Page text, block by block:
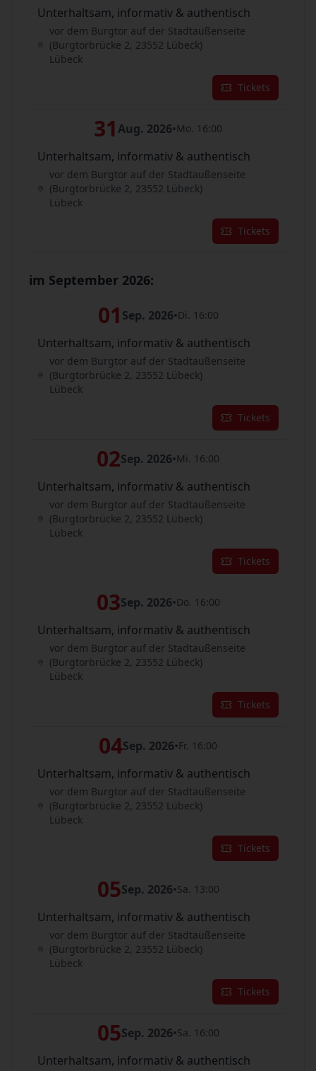
Unterhaltsam, informativ & authentisch
vor dem Burgtor auf der Stadtaußenseite
(Burgtorbrücke 2, 23552 Lübeck)
Lübeck
Tickets
31 Aug. 2026•Mo. 16:00
Unterhaltsam, informativ & authentisch
vor dem Burgtor auf der Stadtaußenseite
(Burgtorbrücke 2, 23552 Lübeck)
Lübeck
Tickets
im September 2026:
01 Sep. 2026•Di. 16:00
Unterhaltsam, informativ & authentisch
vor dem Burgtor auf der Stadtaußenseite
(Burgtorbrücke 2, 23552 Lübeck)
Lübeck
Tickets
02Sep. 2026•Mi. 16:00
Unterhaltsam, informativ & authentisch
vor dem Burgtor auf der Stadtaußenseite
(Burgtorbrücke 2, 23552 Lübeck)
Lübeck
Tickets
03Sep. 2026•Do. 16:00
Unterhaltsam, informativ & authentisch
vor dem Burgtor auf der Stadtaußenseite
(Burgtorbrücke 2, 23552 Lübeck)
Lübeck
Tickets
04Sep. 2026•Fr. 16:00
Unterhaltsam, informativ & authentisch
vor dem Burgtor auf der Stadtaußenseite
(Burgtorbrücke 2, 23552 Lübeck)
Lübeck
Tickets
05Sep. 2026•Sa. 13:00
Unterhaltsam, informativ & authentisch
vor dem Burgtor auf der Stadtaußenseite
(Burgtorbrücke 2, 23552 Lübeck)
Lübeck
Tickets
05Sep. 2026•Sa. 16:00
Unterhaltsam, informativ & authentisch